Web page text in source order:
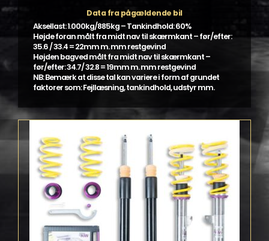
Data fra pågældende bil
Aksellast: 1.000kg/885kg – Tankindhold: 60%
Højde foran målt fra midt nav til skærmkant – før/efter:
35.6 / 33.4 = 22mm m. mm restgevind
Højden bagved målt fra midt nav til skærmkant –
før/efter: 34.7/ 32.8 = 19mm m. mm restgevind
NB: Bemærk at disse tal kan variere i form af grundet
faktorer som: Fejllæsning, tankindhold, udstyr mm.